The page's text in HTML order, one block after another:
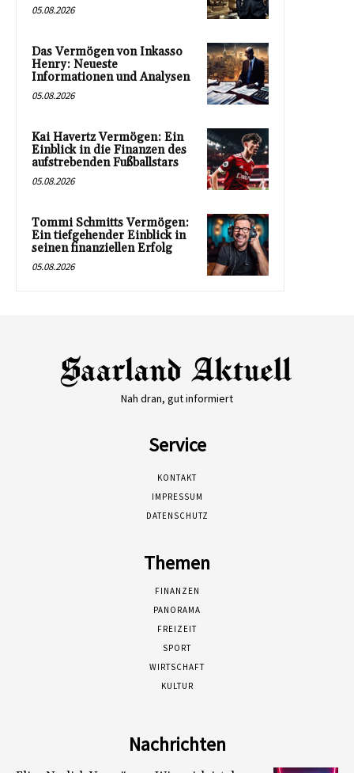
05.08.2026
Das Vermögen von Inkasso
Henry: Neueste
Informationen und Analysen
05.08.2026
Kai Havertz Vermögen: Ein
Einblick in die Finanzen des
aufstrebenden Fußballstars
05.08.2026
Tommi Schmitts Vermögen:
Ein tiefgehender Einblick in
seinen finanziellen Erfolg
05.08.2026
Nah dran, gut informiert
Service
KONTAKT
IMPRESSUM
DATENSCHUTZ
Themen
FINANZEN
PANORAMA
FREIZEIT
SPORT
WIRTSCHAFT
KULTUR
Nachrichten